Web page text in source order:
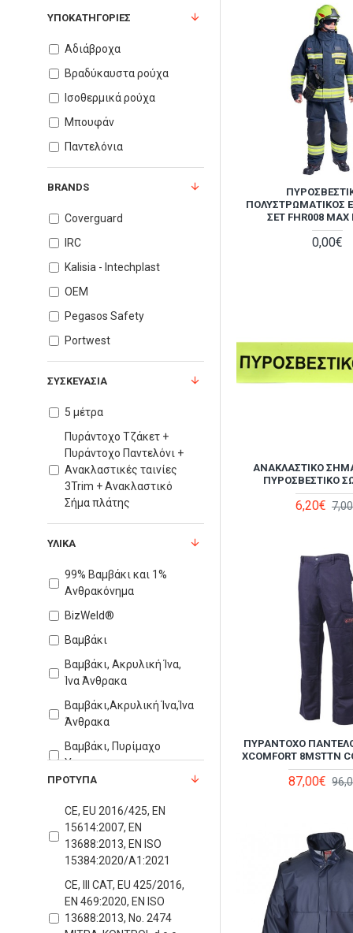
ΥΠΟΚΑΤΗΓΟΡΊΕΣ
Αδιάβροχα
Βραδύκαυστα ρούχα
Ισοθερμικά ρούχα
Μπουφάν
Παντελόνια
BRANDS
Coverguard
IRC
Kalisia - Intechplast
OEM
Pegasos Safety
Portwest
ΣΥΣΚΕΥΑΣΊΑ
5 μέτρα
Πυράντοχο Τζάκετ +
Πυράντοχο Παντελόνι +
Ανακλαστικές ταινίες
3Trim + Ανακλαστικό
Σήμα πλάτης
ΥΛΙΚΆ
99% Βαμβάκι και 1%
Ανθρακόνημα
BizWeld®
Βαμβάκι
Βαμβάκι, Ακρυλική Ίνα,
Ίνα Άνθρακα
Βαμβάκι,Ακρυλική Ίνα,Ίνα
Άνθρακα
Βαμβάκι, Πυρίμαχο
Ύφασμα
Βαμβάκι, ίνα άνθρακα
Βαμβάκι, ανθρακόνημα,
πυρίμαχο ύφασμα
Βαμβάκι, πολυεστέρας,
ίνα άνθρακα
Βαμβάκι, πυρίμαχο
ΠΡΌΤΥΠΑ
CE, EU 2016/425, EN
15614:2007, EN
13688:2013, EN ISO
15384:2020/A1:2021
CE, III CAT, EU 425/2016,
EN 469:2020, EN ISO
13688:2013, No. 2474
ΠΟΛΥΣΤΡΩΜΑΤΙΚΌΣ
ΣΕΤ FHR008 MAX
0,00€
ΑΝΑΚΛΑΣΤΙΚΌ
ΠΥΡΟΣΒΕΣΤΙΚΟ
6,20€
ΠΥΡΆΝΤΟΧΟ
XCOMFORT 8MSTTN
87,00€